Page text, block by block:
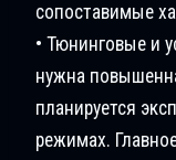
сопоставимые
• Тюнинговые и
нужна
планируется
режимах.